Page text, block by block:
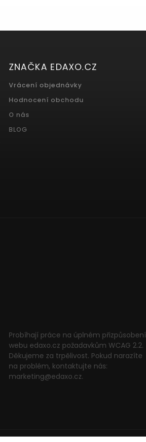
ZNAČKA EDAXO.CZ
Vrácení objednávky
Hodnocení obchodu
O nás
BLOG
Probíhají práce na úplném přizpůsobení
webu edaxo.cz požadavkům WCAG 2.2.
Děkujeme za trpělivost. Pokud narazíte
na problém, kontaktujte nás:
marketing@edaxo.cz.